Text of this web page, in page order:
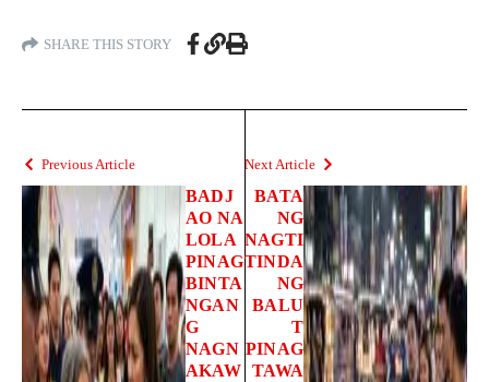
SHARE THIS STORY
Previous Article
BADJ
AO NA
LOLA
PINAG
BINTA
NGAN
G
NAGN
AKAW
Next Article
BATA
NG
NAGTI
TINDA
NG
BALU
T
PINAG
TAWA